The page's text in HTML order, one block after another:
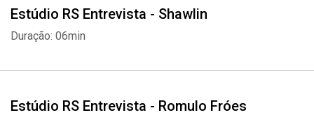
Estúdio RS Entrevista - Shawlin
Duração: 06min
Estúdio RS Entrevista - Romulo Fróes